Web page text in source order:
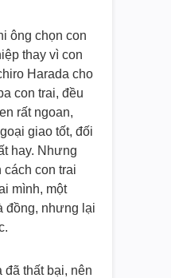
ông chọn con
thay vì con
Harada cho
con trai, đều
rất ngoan,
giao tốt, đối
hay. Nhưng
cách con trai
mình, một
đồng, nhưng lại
đã thất bại, nên